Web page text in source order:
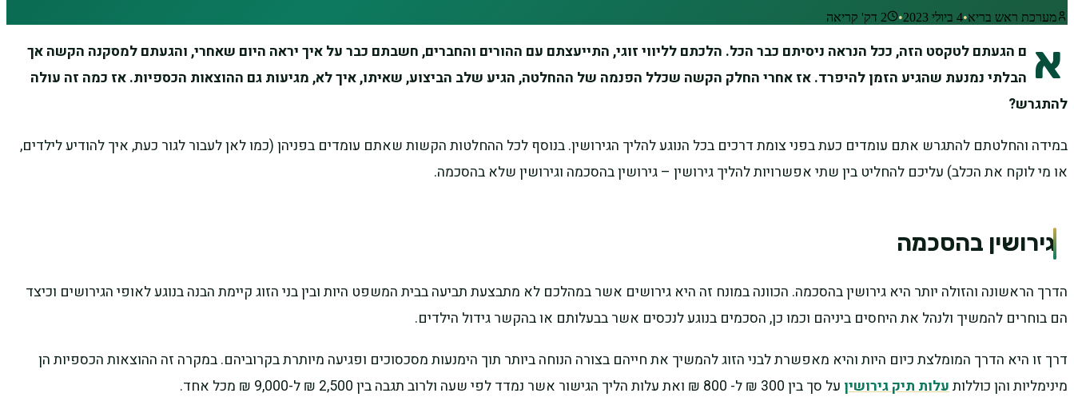
מערכת ראש בריא•4 ביולי 2023 •
2 דק' קריאה
א ם הגעתם לטקסט הזה, ככל הנראה ניסיתם כבר הכל. הלכתם לליווי זוגי, התייעצתם עם ההורים והחברים, חשבתם כבר על איך יראה היום שאחרי, והגעתם למסקנה הקשה אך
הבלתי נמנעת שהגיע הזמן להיפרד. אז אחרי החלק הקשה שכלל הפנמה של ההחלטה, הגיע שלב הביצוע, שאיתו, איך לא, מגיעות גם ההוצאות הכספיות. אז כמה זה עולה
להתגרש?
במידה והחלטתם להתגרש אתם עומדים כעת בפני צומת דרכים בכל הנוגע להליך הגירושין. בנוסף לכל ההחלטות הקשות שאתם עומדים בפניהן (כמו לאן לעבור לגור כעת, איך להודיע לילדים,
או מי לוקח את הכלב) עליכם להחליט בין שתי אפשרויות להליך גירושין – גירושין בהסכמה וגירושין שלא בהסכמה.
גירושין בהסכמה
הדרך הראשונה והזולה יותר היא גירושין בהסכמה. הכוונה במונח זה היא גירושים אשר במהלכם לא מתבצעת תביעה בבית המשפט היות ובין בני הזוג קיימת הבנה בנוגע לאופי הגירושים וכיצד
הם בוחרים להמשיך ולנהל את היחסים ביניהם וכמו כן, הסכמים בנוגע לנכסים אשר בבעלותם או בהקשר גידול הילדים.
דרך זו היא הדרך המומלצת כיום היות והיא מאפשרת לבני הזוג להמשיך את חייהם בצורה הנוחה ביותר תוך הימנעות מסכסוכים ופגיעה מיותרת בקרוביהם. במקרה זה ההוצאות הכספיות הן
מינימליות והן כוללות עלות תיק גירושין על סך בין 300 ₪ ל- 800 ₪ ואת עלות הליך הגישור אשר נמדד לפי שעה ולרוב תגבה בין 2,500 ₪ ל-9,000 ₪ מכל אחד.